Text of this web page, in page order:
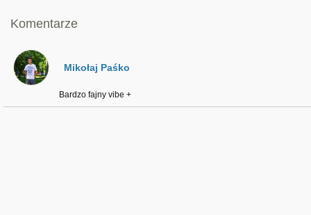
Komentarze
Mikołaj Paśko
Bardzo fajny vibe +